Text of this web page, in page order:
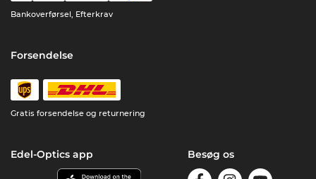
Bankoverførsel, Efterkrav
Forsendelse
Gratis forsendelse og returnering
Edel-Optics app Besøg os